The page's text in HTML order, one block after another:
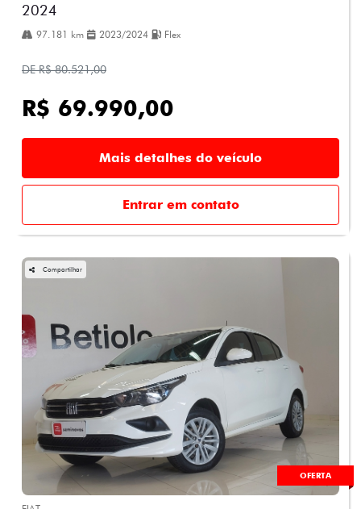
2024
97.181 km 2023/2024 Flex
DE R$ 80.521,00
R$ 69.990,00
Mais detalhes do veículo
Entrar em contato
OFERTA
Compartilhar